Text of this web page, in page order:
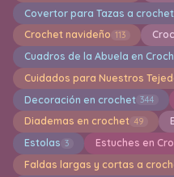
Covertor para Tazas a crochet
Crochet navideño 113
Cuadros de la Abuela en
Cuidados para Nuestros
Decoración en crochet 344
Diademas en crochet 49
Estolas 3 Estuches en
Faldas largas y cortas a